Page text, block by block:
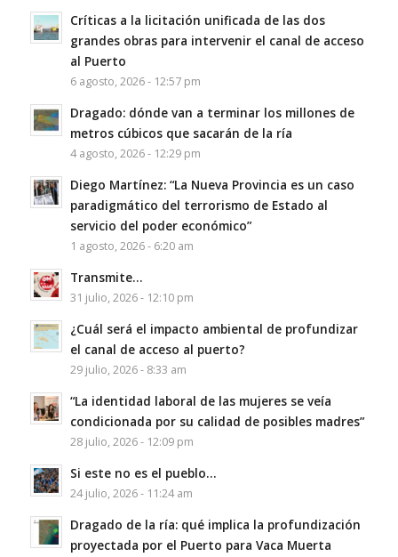
Críticas a la licitación unificada de las dos
grandes obras para intervenir el canal de acceso
al Puerto
6 agosto, 2026 - 12:57 pm
Dragado: dónde van a terminar los millones de
metros cúbicos que sacarán de la ría
4 agosto, 2026 - 12:29 pm
Diego Martínez: “La Nueva Provincia es un caso
paradigmático del terrorismo de Estado al
servicio del poder económico”
1 agosto, 2026 - 6:20 am
Transmite…
31 julio, 2026 - 12:10 pm
¿Cuál será el impacto ambiental de profundizar
el canal de acceso al puerto?
29 julio, 2026 - 8:33 am
“La identidad laboral de las mujeres se veía
condicionada por su calidad de posibles madres”
28 julio, 2026 - 12:09 pm
Si este no es el pueblo…
24 julio, 2026 - 11:24 am
Dragado de la ría: qué implica la profundización
proyectada por el Puerto para Vaca Muerta